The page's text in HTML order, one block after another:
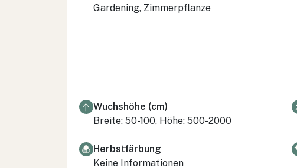
Gardening, Zimmerpflanze
Wuchshöhe (cm)
Breite: 50-100, Höhe: 500-2000
Herbstfärbung
Keine Informationen